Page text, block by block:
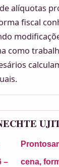
alíquotas
fiscal
como
– cena,